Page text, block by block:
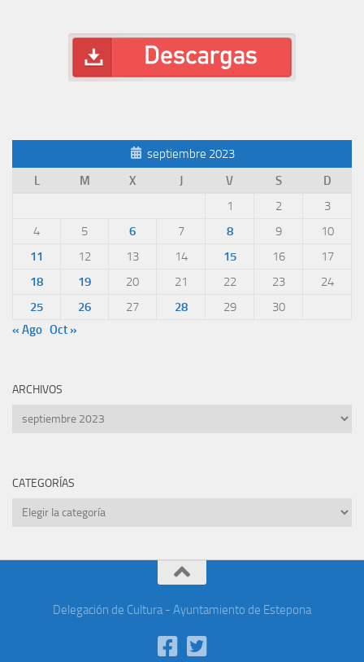
septiembre 2023
L
M X J V S
D
1
2
3
4
5 6 7 8 9
10
11
12 13 14 15 16
17
18
19 20 21 22 23
24
25
26 27 28 29
30
« Ago Oct »
ARCHIVOS
Archivos
CATEGORÍAS
Categorías
Delegación de Cultura - Ayuntamiento de Estepona